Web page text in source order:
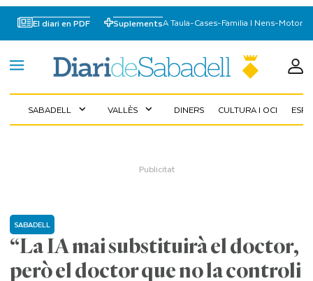
El diari en PDF SuplementsA Taula-Cases-Familia I Nens-Motor
SABADELL expand_more VALLÈS expand_more DINERS CULTURA I OCI
“La IA mai substituirà el doctor,
però el doctor que no la controli
SABADELL